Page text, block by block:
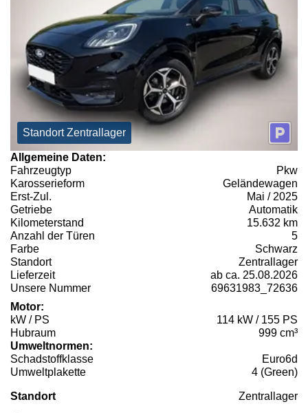
Standort Zentrallager
Allgemeine Daten:
Fahrzeugtyp
Pkw
Karosserieform
Geländewagen
Erst-Zul.
Mai / 2025
Getriebe
Automatik
Kilometerstand
15.632 km
Anzahl der Türen
5
Farbe
Schwarz
Standort
Zentrallager
Lieferzeit
ab ca. 25.08.2026
Unsere Nummer
69631983_72636
Motor:
kW / PS
114 kW / 155 PS
Hubraum
999 cm³
Umweltnormen:
Schadstoffklasse
Euro6d
Umweltplakette
4 (Green)
Standort Zentrallager